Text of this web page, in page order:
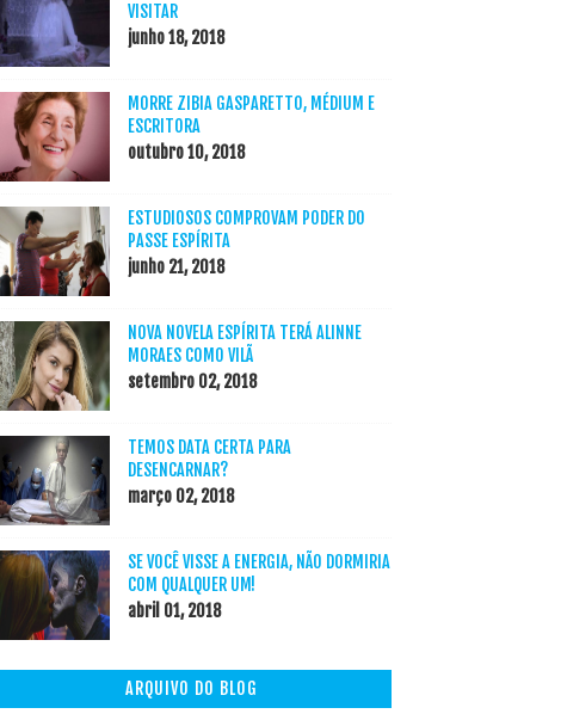
VISITAR
junho 18, 2018
MORRE ZIBIA GASPARETTO, MÉDIUM E
ESCRITORA
outubro 10, 2018
ESTUDIOSOS COMPROVAM PODER DO
PASSE ESPÍRITA
junho 21, 2018
NOVA NOVELA ESPÍRITA TERÁ ALINNE
MORAES COMO VILÃ
setembro 02, 2018
TEMOS DATA CERTA PARA
DESENCARNAR?
março 02, 2018
SE VOCÊ VISSE A ENERGIA, NÃO DORMIRIA
COM QUALQUER UM!
abril 01, 2018
ARQUIVO DO BLOG